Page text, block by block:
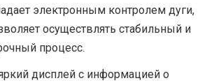
электронным контролем дуги,
осуществлять стабильный и
процесс.
дисплей с информацией о